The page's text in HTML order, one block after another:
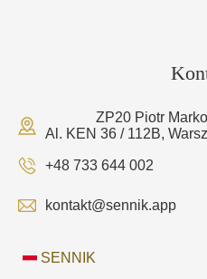
ZP20 Piotr
Al. KEN 36 / 112B,
+48 733 644 002
kontakt@sennik.app
SENNIK